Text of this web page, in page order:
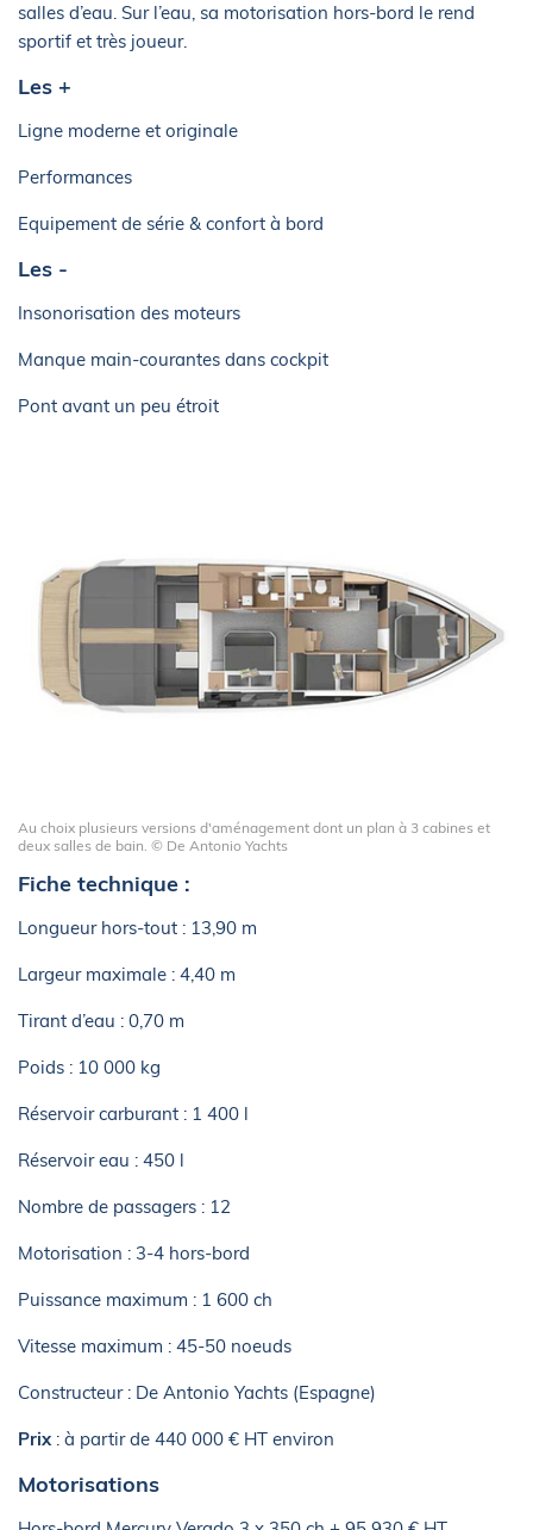
salles d’eau. Sur l’eau, sa motorisation hors-bord le rend
sportif et très joueur.
Les +
Ligne moderne et originale
Performances
Equipement de série & confort à bord
Les -
Insonorisation des moteurs
Manque main-courantes dans cockpit
Pont avant un peu étroit
Au choix plusieurs versions d'aménagement dont un plan à 3 cabines et
deux salles de bain. © De Antonio Yachts
Fiche technique :
Longueur hors-tout : 13,90 m
Largeur maximale : 4,40 m
Tirant d’eau : 0,70 m
Poids : 10 000 kg
Réservoir carburant : 1 400 l
Réservoir eau : 450 l
Nombre de passagers : 12
Motorisation : 3-4 hors-bord
Puissance maximum : 1 600 ch
Vitesse maximum : 45-50 noeuds
Constructeur : De Antonio Yachts (Espagne)
Prix : à partir de 440 000 € HT environ
Motorisations